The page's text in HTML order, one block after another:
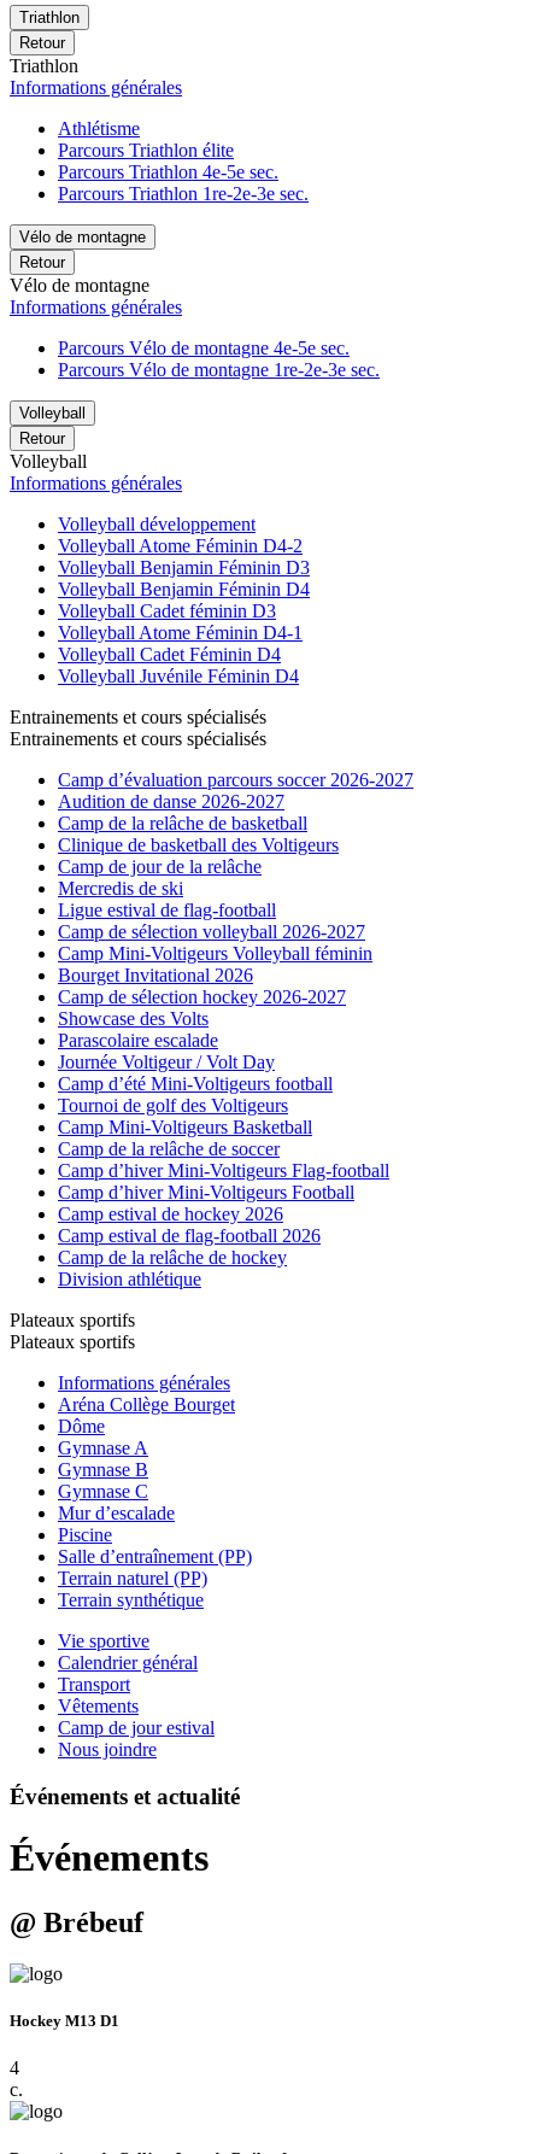
Triathlon
Retour
Triathlon
Informations générales
Athlétisme
Parcours Triathlon élite
Parcours Triathlon 4e-5e sec.
Parcours Triathlon 1re-2e-3e sec.
Vélo de montagne
Retour
Vélo de montagne
Informations générales
Parcours Vélo de montagne 4e-5e sec.
Parcours Vélo de montagne 1re-2e-3e sec.
Volleyball
Retour
Volleyball
Informations générales
Volleyball développement
Volleyball Atome Féminin D4-2
Volleyball Benjamin Féminin D3
Volleyball Benjamin Féminin D4
Volleyball Cadet féminin D3
Volleyball Atome Féminin D4-1
Volleyball Cadet Féminin D4
Volleyball Juvénile Féminin D4
Entrainements et cours spécialisés
Entrainements et cours spécialisés
Camp d’évaluation parcours soccer 2026-2027
Audition de danse 2026-2027
Camp de la relâche de basketball
Clinique de basketball des Voltigeurs
Camp de jour de la relâche
Mercredis de ski
Ligue estival de flag-football
Camp de sélection volleyball 2026-2027
Camp Mini-Voltigeurs Volleyball féminin
Bourget Invitational 2026
Camp de sélection hockey 2026-2027
Showcase des Volts
Parascolaire escalade
Journée Voltigeur / Volt Day
Camp d’été Mini-Voltigeurs football
Tournoi de golf des Voltigeurs
Camp Mini-Voltigeurs Basketball
Camp de la relâche de soccer
Camp d’hiver Mini-Voltigeurs Flag-football
Camp d’hiver Mini-Voltigeurs Football
Camp estival de hockey 2026
Camp estival de flag-football 2026
Camp de la relâche de hockey
Division athlétique
Plateaux sportifs
Plateaux sportifs
Informations générales
Aréna Collège Bourget
Dôme
Gymnase A
Gymnase B
Gymnase C
Mur d’escalade
Piscine
Salle d’entraînement (PP)
Terrain naturel (PP)
Terrain synthétique
Vie sportive
Calendrier général
Transport
Vêtements
Camp de jour estival
Nous joindre
Événements et actualité
Événements
@ Brébeuf
Hockey M13 D1
4
c.